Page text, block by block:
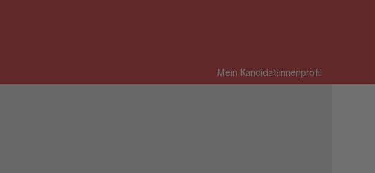
Mein Kandidat:innenprofil